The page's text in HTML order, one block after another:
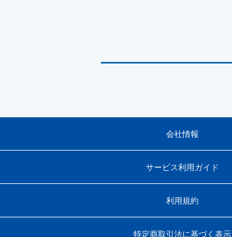
会社情報
サービス利用ガイド
利用規約
特定商取引法に基づく表示